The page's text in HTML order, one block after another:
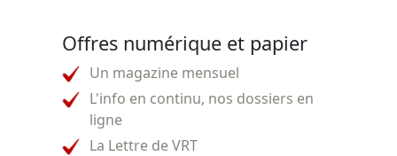
Offres numérique et papier
Un magazine mensuel
L'info en continu, nos dossiers en
ligne
La Lettre de VRT